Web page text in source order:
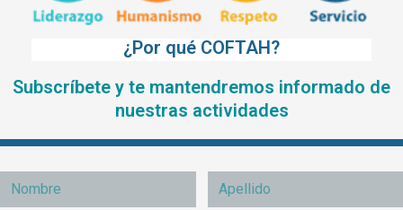
¿Por qué COFTAH?
Subscríbete y te mantendremos informado de
nuestras actividades